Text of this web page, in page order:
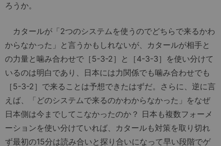
ろうか。
カタールが「2つのシステムを使うのでどちらで来るかわ
からなかった」と言うかもしれないが、カタールが相手と
の力量と噛み合わせで［5-3-2］と［4-3-3］を使い分けて
いるのは明白であり、日本には力関係でも噛み合わせでも
［5-3-2］で来ることは予想できたはずだ。さらに、逆に言
えば、「どのシステムで来るのかわからなかった」をなぜ
日本側は今までしてこなかったのか？ 日本も複数フォーメ
ーションを使い分けていれば、カタールも対策を取り切れ
ず最初の15分は読み合いと探り合いになって早い段階でゲ